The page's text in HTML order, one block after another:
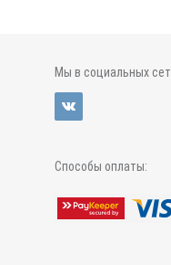
Мы в социальных
Способы оплаты: